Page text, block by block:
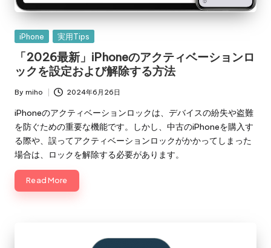
Posted
iPhone 実用Tips
「2026最新」iPhoneのアクティベーションロ
ックを設定および解除する方法
Posted
by
By miho 2024年6月26日
iPhoneのアクティベーションロックは、デバイスの紛失や盗難
を防ぐための重要な機能です。しかし、中古のiPhoneを購入す
る際や、誤ってアクティベーションロックがかかってしまった
場合は、ロックを解除する必要があります。
Read More